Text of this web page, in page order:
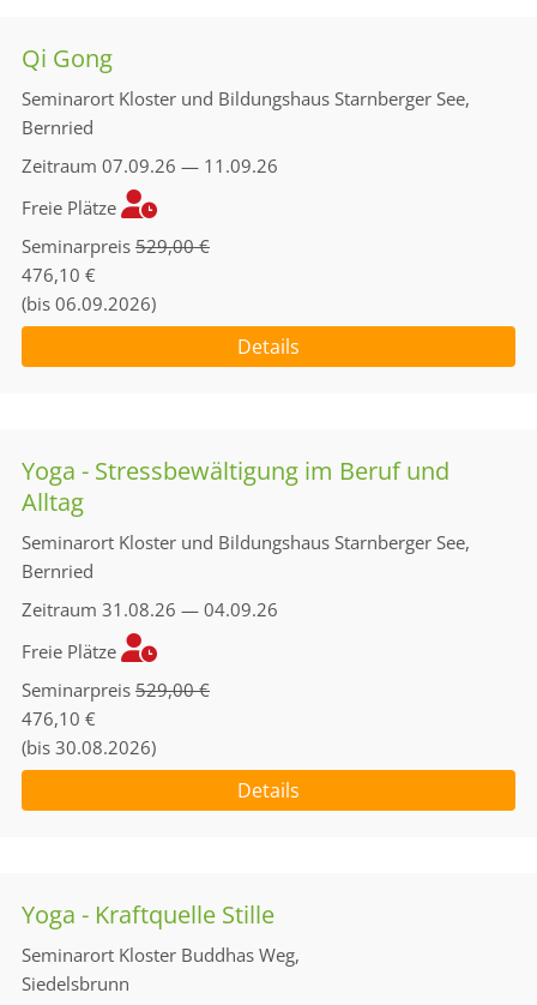
Qi Gong
Seminarort Kloster und Bildungshaus Starnberger See,
Bernried
Zeitraum 07.09.26 — 11.09.26
Freie Plätze
Seminarpreis 529,00 €
476,10 €
(bis 06.09.2026)
Details
Yoga - Stressbewältigung im Beruf und
Alltag
Seminarort Kloster und Bildungshaus Starnberger See,
Bernried
Zeitraum 31.08.26 — 04.09.26
Freie Plätze
Seminarpreis 529,00 €
476,10 €
(bis 30.08.2026)
Details
Yoga - Kraftquelle Stille
Seminarort Kloster Buddhas Weg,
Siedelsbrunn